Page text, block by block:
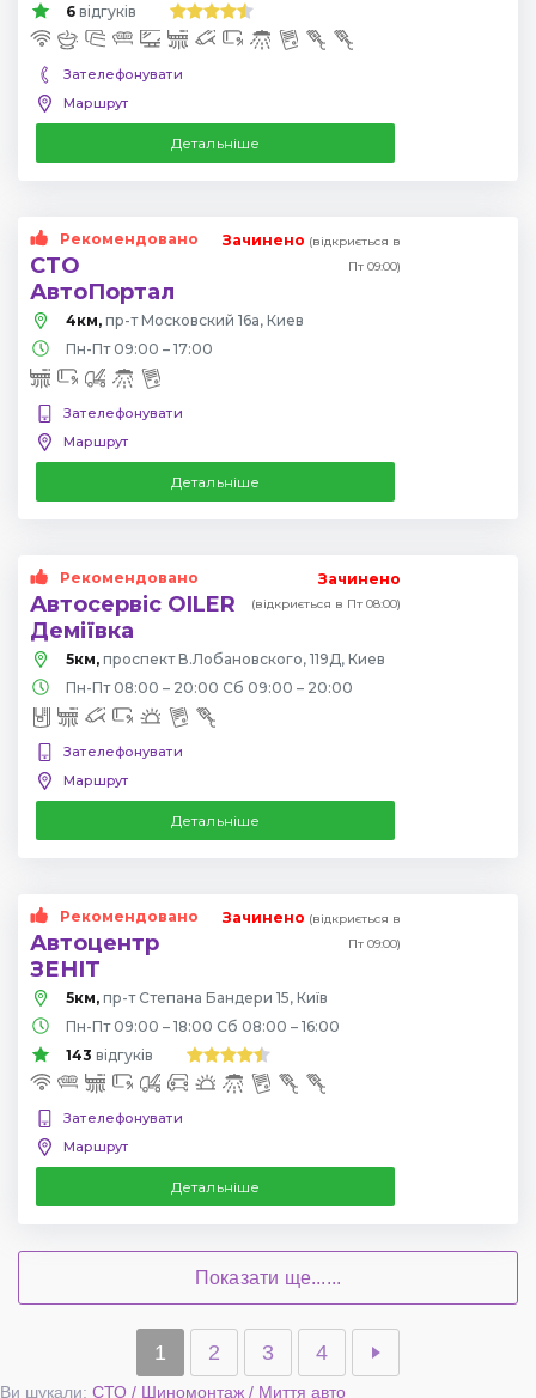
6 відгуків
Зателефонувати
Маршрут
Детальніше
Рекомендовано
СТО
АвтоПортал
Зачинено (відкриється в
Пт 09:00)
4км, пр-т Московский 16а, Киев
Пн-Пт 09:00 – 17:00
Зателефонувати
Маршрут
Детальніше
Рекомендовано
Автосервіс OILER
Деміївка
Зачинено
(відкриється в Пт 08:00)
5км, проспект В.Лобановского, 119Д, Киев
Пн-Пт 08:00 – 20:00 Сб 09:00 – 20:00
Зателефонувати
Маршрут
Детальніше
Рекомендовано
Автоцентр
ЗЕНІТ
Зачинено (відкриється в
Пт 09:00)
5км, пр-т Степана Бандери 15, Київ
Пн-Пт 09:00 – 18:00 Сб 08:00 – 16:00
143 відгуків
Зателефонувати
Маршрут
Детальніше
Показати ще......
1 2 3 4
Ви шукали: СТО / Шиномонтаж / Миття авто